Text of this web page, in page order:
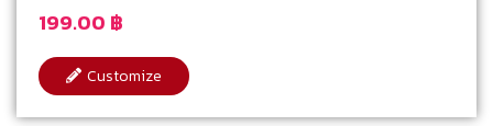
199.00 ฿
Customize